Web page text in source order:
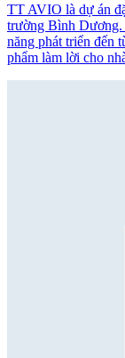
TT AVIO là dự án
trường Bình
năng phát triển đến
phẩm làm lời cho